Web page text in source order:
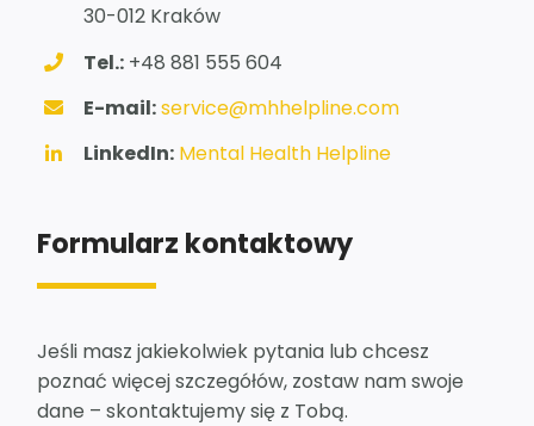
30-012 Kraków
Tel.:+48 881 555 604
E-mail:service@mhhelpline.com
LinkedIn: Mental Health Helpline
Formularz kontaktowy
Jeśli masz jakiekolwiek pytania lub chcesz
poznać więcej szczegółów, zostaw nam swoje
dane – skontaktujemy się z Tobą.